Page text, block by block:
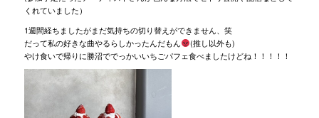
くれていました）
1週間経ちましたがまだ気持ちの切り替えができません、笑
だって私の好きな曲やるらしかったんだもん
(推し以外も)
やけ食いで帰りに勝沼ででっかいいちごパフェ食べましたけどね！！！！！